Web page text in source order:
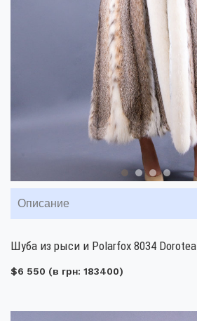
Описание
Шуба из рыси и Polarfox 8034 Dorotea
$6 550 (в грн: 183400)